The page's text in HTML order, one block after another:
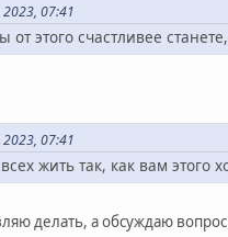
07:41
этого счастливее
07:41
жить так, как вам этого
делать, а обсуждаю